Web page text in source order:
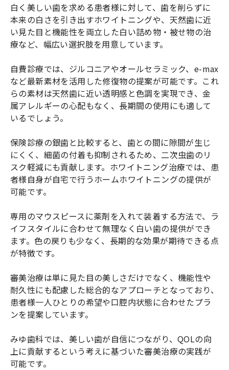
白く美しい歯を求める患者様に対して、歯を削らずに
本来の白さを引き出すホワイトニングや、天然歯に近
い見た目と機能性を両立した白い詰め物・被せ物の治
療など、幅広い選択肢を用意しています。
自費診療では、ジルコニアやオールセラミック、e-max
など最新素材を活用した修復物の提案が可能です。これ
らの素材は天然歯に近い透明感と色調を実現でき、金
属アレルギーの心配もなく、長期間の使用にも適して
いるでしょう。
保険診療の銀歯と比較すると、歯との間に隙間が生じ
にくく、細菌の付着も抑制されるため、二次虫歯のリ
スク軽減にも貢献します。ホワイトニング治療では、患
者様自身が自宅で行うホームホワイトニングの提供が
可能です。
専用のマウスピースに薬剤を入れて装着する方法で、ラ
イフスタイルに合わせて無理なく白い歯の提供ができ
ます。色の戻りも少なく、長期的な効果が期待できる点
が特徴です。
審美治療は単に見た目の美しさだけでなく、機能性や
耐久性にも配慮した総合的なアプローチとなっており、
患者様一人ひとりの希望や口腔内状態に合わせたプラ
ンを提案しています。
みゆ歯科では、美しい歯が自信につながり、QOLの向
上に貢献するという考えに基づいた審美治療の実践が
可能です。